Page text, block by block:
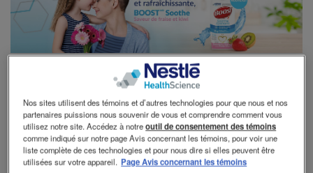
Nos ressources humaines
Nos investissements et nos partenariats
Contact
revamp
Contactez nous
Changer de thème
BOOST®
Soothe
Nos sites utilisent des témoins et d’autres technologies pour que nous et nos
partenaires puissions nous souvenir de vous et comprendre comment vous
utilisez notre site. Accédez à notreoutil de consentement des témoins
comme indiqué sur notre page Avis concernant les témoins, pour voir une
liste complète de ces technologies et pour nous dire si elles peuvent être
utilisées sur votre appareil. Page Avis concernant les témoins